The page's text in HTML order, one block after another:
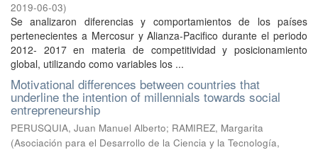
2019-06-03)
Se analizaron diferencias y comportamientos de los países
pertenecientes a Mercosur y Alianza-Pacifico durante el periodo
2012- 2017 en materia de competitividad y posicionamiento
global, utilizando como variables los ...
Motivational differences between countries that
underline the intention of millennials towards social
entrepreneurship
PERUSQUIA, Juan Manuel Alberto; RAMIREZ, Margarita
(Asociación para el Desarrollo de la Ciencia y la Tecnología,